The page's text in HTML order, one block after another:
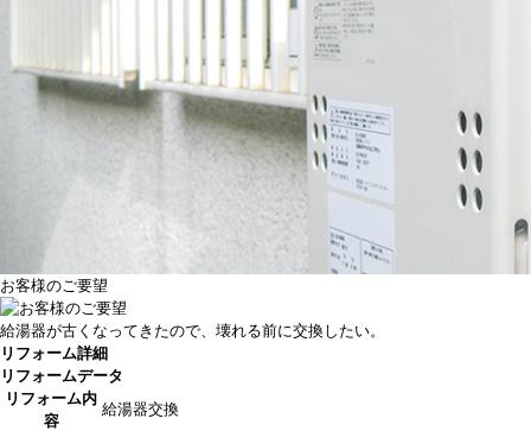
お客様のご要望
給湯器が古くなってきたので、壊れる前に交換したい。
リフォーム詳細
リフォームデータ
リフォーム内
容
給湯器交換